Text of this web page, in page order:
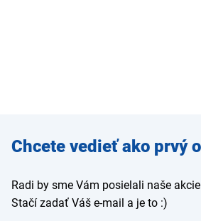
Zadajte
e-mail
Chcete vedieť ako prvý
Radi by sme Vám posielali naše
Stačí zadať Váš e-mail a je to :)